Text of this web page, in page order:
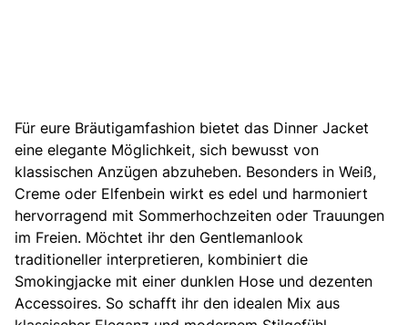
Für eure Bräutigamfashion bietet das Dinner Jacket
eine elegante Möglichkeit, sich bewusst von
klassischen Anzügen abzuheben. Besonders in Weiß,
Creme oder Elfenbein wirkt es edel und harmoniert
hervorragend mit Sommerhochzeiten oder Trauungen
im Freien. Möchtet ihr den Gentlemanlook
traditioneller interpretieren, kombiniert die
Smokingjacke mit einer dunklen Hose und dezenten
Accessoires. So schafft ihr den idealen Mix aus